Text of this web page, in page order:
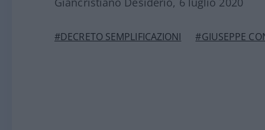
#DECRETO SEMPLIFICAZIONI #GIUSEPPE